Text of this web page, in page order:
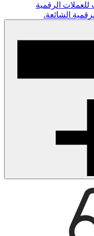
الرقمية
الشائعة.